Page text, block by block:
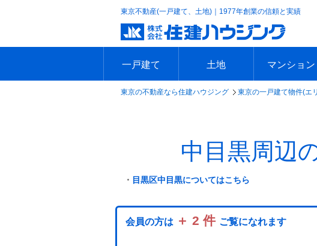
東京不動産(一戸建て、土地)｜1977年創業の信頼と実績
一戸建て
エリアで探す
沿線で探す
新築一戸建て
中古一戸建て
本日の新着物件
今週の新着物件
土地
エリアで探す
沿線で探す
本日の新着物件
今週の新着物件
マンション
エリアで探
沿線で探す
本日の新着
今週の新着
東京の不動産なら住建ハウジング 東京の一戸建て物件(エ
中目黒周辺
・ 目黒区中目黒についてはこちら
会員の方は ＋ 2 件 ご覧になれます